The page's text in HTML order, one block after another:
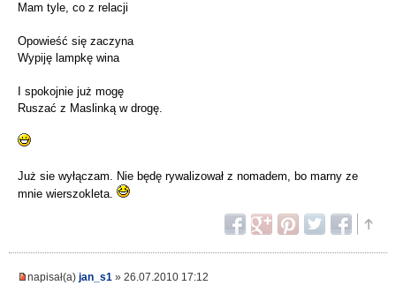
Mam tyle, co z relacji
Opowieść się zaczyna
Wypiję lampkę wina
I spokojnie już mogę
Ruszać z Maslinką w drogę.
Już sie wyłączam. Nie będę rywalizował z nomadem, bo marny ze
mnie wierszokleta.
napisał(a) jan_s1 » 26.07.2010 17:12